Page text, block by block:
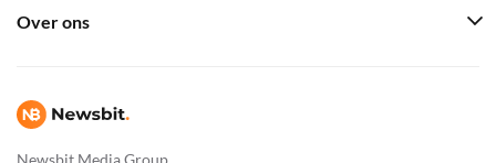
Newsbit Media Group
Over ons